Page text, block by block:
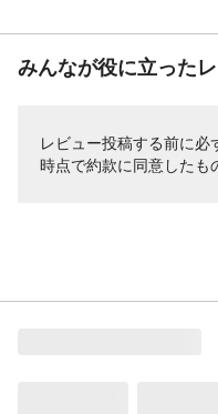
みんなが役に立った
レビュー投稿する前に必
時点で約款に同意したも